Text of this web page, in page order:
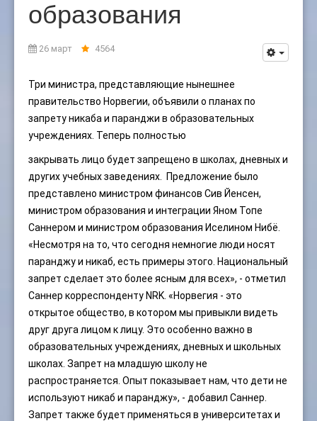
образования
26 март 4564
Три министра, представляющие нынешнее
правительство Норвегии, объявили о планах по
запрету никаба и паранджи в образовательных
учреждениях. Теперь полностью
закрывать лицо будет запрещено в школах, дневных и
других учебных заведениях. Предложение было
представлено министром финансов Сив Йенсен,
министром образования и интеграции Яном Топе
Саннером и министром образования Иселином Нибё.
«Несмотря на то, что сегодня немногие люди носят
паранджу и никаб, есть примеры этого. Национальный
запрет сделает это более ясным для всех», - отметил
Саннер корреспонденту NRK. «Норвегия - это
открытое общество, в котором мы привыкли видеть
друг друга лицом к лицу. Это особенно важно в
образовательных учреждениях, дневных и школьных
школах. Запрет на младшую школу не
распространяется. Опыт показывает нам, что дети не
используют никаб и паранджу», - добавил Саннер.
Запрет также будет применяться в университетах и